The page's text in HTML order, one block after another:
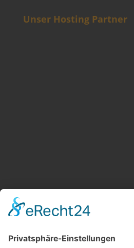
Unser Hosting Partner
Weitere Informationen
Kontakt